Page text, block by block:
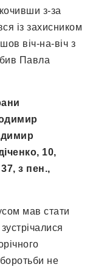
з-за
із захисником
віч-на-віч з
Павла
10,
з пен.,
мав стати
боротьби не